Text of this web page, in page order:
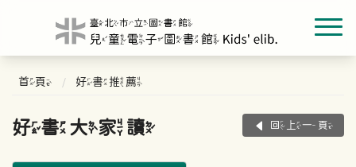
首頁 好書推薦
好書大家讀 回上一頁